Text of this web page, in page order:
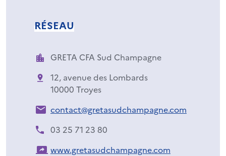
RÉSEAU
GRETA CFA Sud Champagne
12, avenue des Lombards
10000 Troyes
contact@gretasudchampagne.com
03 25 71 23 80
www.gretasudchampagne.com